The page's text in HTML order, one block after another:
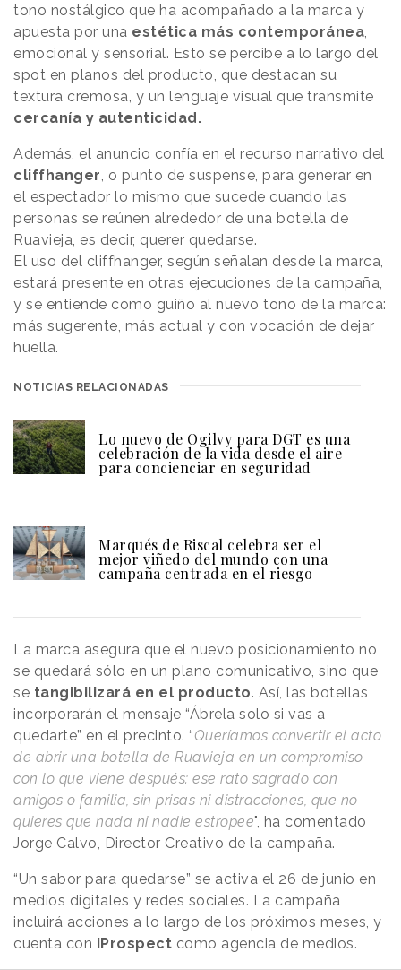
tono nostálgico que ha acompañado a la marca y
apuesta por una estética más contemporánea
emocional y sensorial. Esto se percibe a lo largo del
spot en planos del producto, que destacan su
textura cremosa, y un lenguaje visual que transmite
cercanía y autenticidad.
Además, el anuncio confía en el recurso narrativo del
cliffhanger , o punto de suspense, para generar en
el espectador lo mismo que sucede cuando las
personas se reúnen alrededor de una botella de
Ruavieja, es decir, querer quedarse.
El uso del cliffhanger, según señalan desde la marca,
estará presente en otras ejecuciones de la campaña,
y se entiende como guiño al nuevo tono de la marca:
más sugerente, más actual y con vocación de dejar
huella.
NOTICIAS RELACIONADAS
Lo nuevo de Ogilvy para DGT es una
celebración de la vida desde el aire
para concienciar en seguridad
Marqués de Riscal celebra ser el
mejor viñedo del mundo con una
campaña centrada en el riesgo
La marca asegura que el nuevo posicionamiento no
se quedará sólo en un plano comunicativo, sino que
se tangibilizará en el producto. Así, las botellas
incorporarán el mensaje “Ábrela solo si vas a
quedarte” en el precinto. “Queríamos convertir el acto
de abrir una botella de Ruavieja en un compromiso
con lo que viene después: ese rato sagrado con
amigos o familia, sin prisas ni distracciones, que no
quieres que nada ni nadie estropee", ha comentado
Jorge Calvo, Director Creativo de la campaña.
“Un sabor para quedarse” se activa el 26 de junio en
medios digitales y redes sociales. La campaña
incluirá acciones a lo largo de los próximos meses, y
cuenta con iProspect como agencia de medios.